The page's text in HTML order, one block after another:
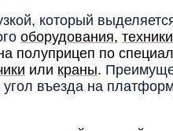
который
оборудования, техники
полуприцеп по
или краны.
въезда на